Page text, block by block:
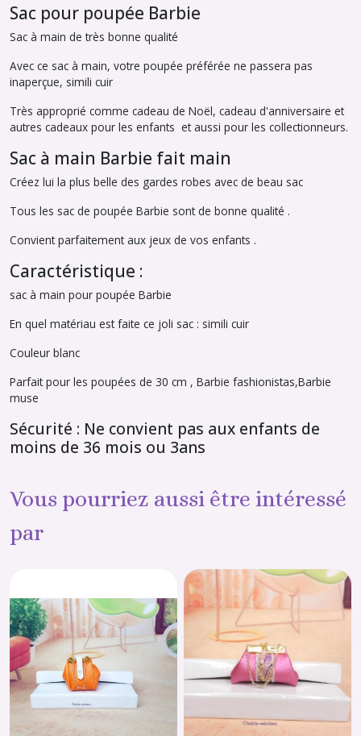
Sac pour poupée Barbie
Sac à main de très bonne qualité
Avec ce sac à main, votre poupée préférée ne passera pas
inaperçue, simili cuir
Très approprié comme cadeau de Noël, cadeau d'anniversaire et
autres cadeaux pour les enfants et aussi pour les collectionneurs.
Sac à main Barbie fait main
Créez lui la plus belle des gardes robes avec de beau sac
Tous les sac de poupée Barbie sont de bonne qualité .
Convient parfaitement aux jeux de vos enfants .
Caractéristique :
sac à main pour poupée Barbie
En quel matériau est faite ce joli sac : simili cuir
Couleur blanc
Parfait pour les poupées de 30 cm , Barbie fashionistas,Barbie
muse
Sécurité : Ne convient pas aux enfants de
moins de 36 mois ou 3ans
Vous pourriez aussi être intéressé
par